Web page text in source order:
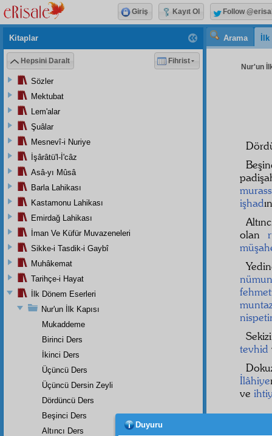
Arama
Nur'un
işhad
olan
tevhid
İlâhiye
ve
Kitaplar
Hepsini Daralt Fihrist
Sözler
Mektubat
Lem'alar
Şuâlar
Mesnevî-i Nuriye
İşârâtü'l-İ'câz
Asâ-yı Mûsâ
Barla Lahikası
Kastamonu Lahikası
Emirdağ Lahikası
İman Ve Küfür Muvazeneleri
Sikke-i Tasdik-i Gaybî
Muhâkemat
Tarihçe-i Hayat
İlk Dönem Eserleri
Nur'un İlk Kapısı
Mukaddeme
Birinci Ders
İkinci Ders
Üçüncü Ders
Üçüncü Dersin Zeyli
Dördüncü Ders
Beşinci Ders
Altıncı Ders
Giriş Kayıt Ol Follow
Duyuru